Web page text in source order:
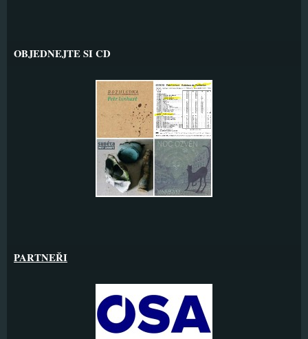
OBJEDNEJTE SI CD
PARTNEŘI